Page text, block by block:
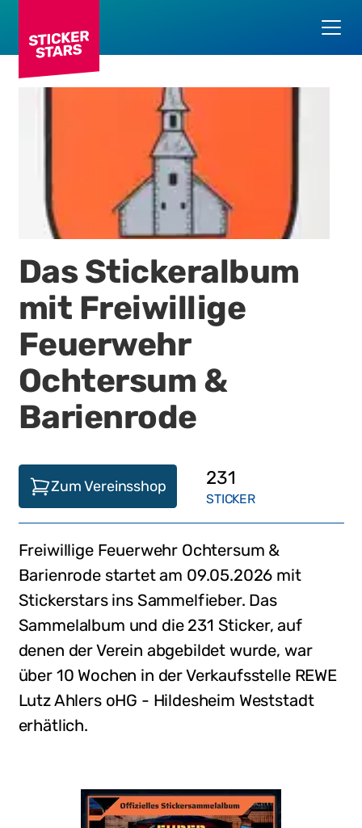
Das Stickeralbum
mit Freiwillige
Feuerwehr
Ochtersum &
Barienrode
Zum Vereinsshop 231
STICKER
Freiwillige Feuerwehr Ochtersum &
Barienrodestartet am 09.05.2026 mit
Stickerstars ins Sammelfieber. Das
Sammelalbum und die 231 Sticker, auf
denen der Verein abgebildet wurde, war
über 10 Wochen in der Verkaufsstelle REWE
Lutz Ahlers oHG - Hildesheim Weststadt
erhätlich.